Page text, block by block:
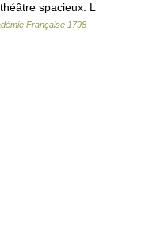
spacieux. L
Française 1798